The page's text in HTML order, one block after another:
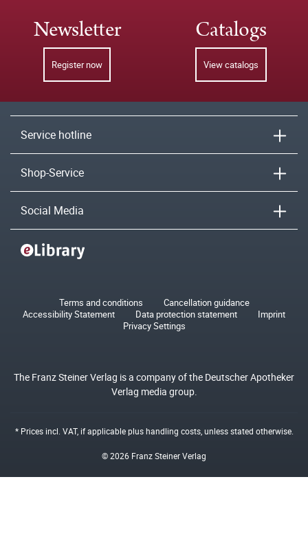
Newsletter
Register now
Catalogs
View catalogs
Service hotline
Shop-Service
Social Media
Terms and conditions
Cancellation guidance
Accessibility Statement
Data protection statement
Imprint
Privacy Settings
The Franz Steiner Verlag is a company of the Deutscher Apotheker
Verlag media group.
* Prices incl. VAT, if applicable plushandling costs, unless stated otherwise.
© 2026 Franz Steiner Verlag